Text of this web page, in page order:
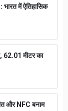
में ऐतिहासिक
मीटर का
और NFC बनाम